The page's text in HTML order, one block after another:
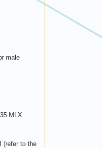
male
MLX
(refer to the